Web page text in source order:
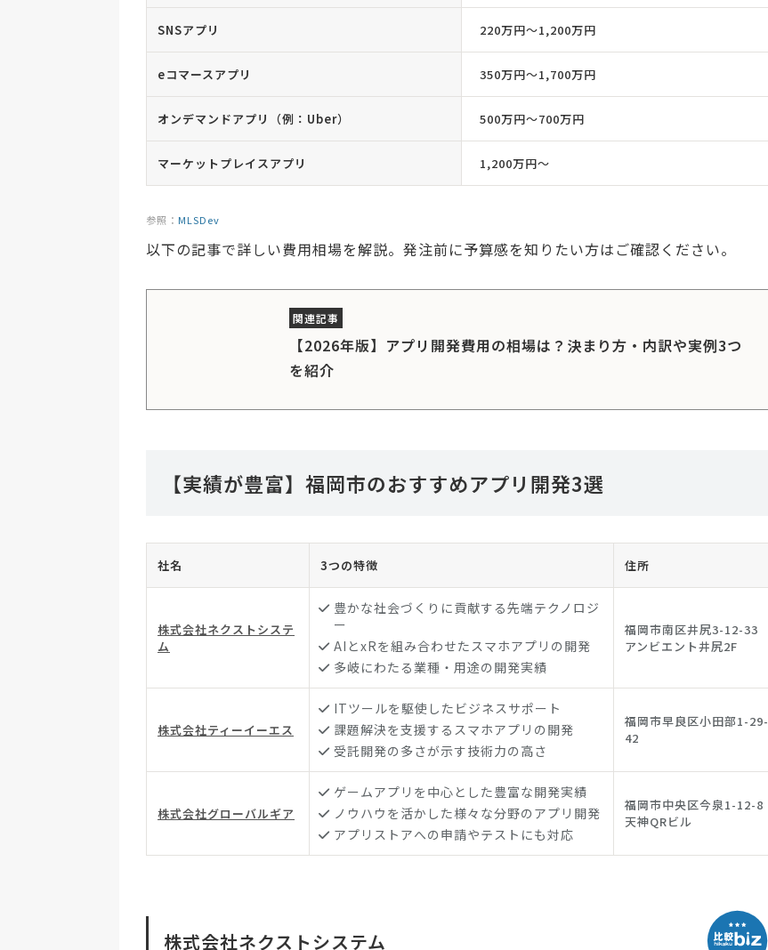
SNSアプリ 220万円〜1,200万円
eコマースアプリ 350万円〜1,700万円
オンデマンドアプリ（例：Uber） 500万円〜700万円
マーケットプレイスアプリ 1,200万円〜
参照： MLSDev
以下の記事で詳しい費用相場を解説。発注前に予算感を知りたい方はご確認ください。
【2026年版】アプリ開発費用の相場は？決まり方・内訳や実例3つ
を紹介
【実績が豊富】福岡市のおすすめアプリ開発3選
社名 3つの特徴 住所
株式会社ネクストシステ
ム
豊かな社会づくりに貢献する先端テクノロジ
ー
AIとxRを組み合わせたスマホアプリの開発
多岐にわたる業種・用途の開発実績
福岡市南区井尻3-12-33
アンビエント井尻2F
株式会社ティーイーエス
ITツールを駆使したビジネスサポート
課題解決を支援するスマホアプリの開発
受託開発の多さが示す技術力の高さ
福岡市早良区小田部1-29-
42
株式会社グローバルギア
ゲームアプリを中心とした豊富な開発実績
ノウハウを活かした様々な分野のアプリ開発
アプリストアへの申請やテストにも対応
福岡市中央区今泉1-12-8
天神QRビル
株式会社ネクストシステム